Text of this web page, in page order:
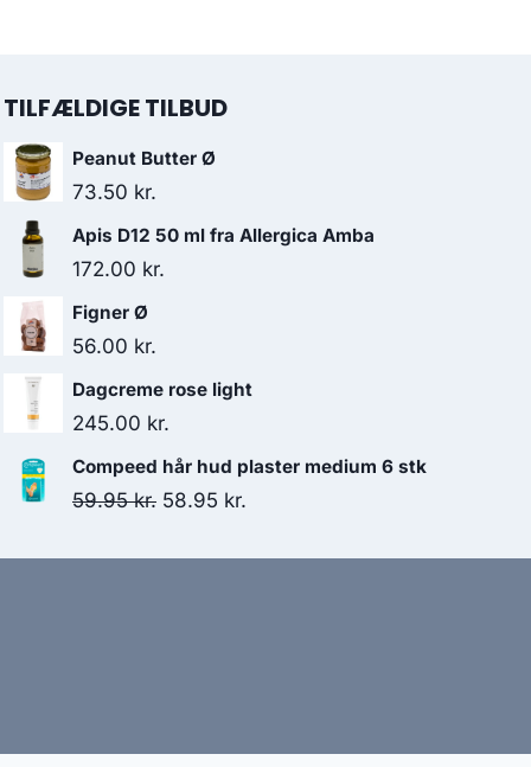
TILFÆLDIGE TILBUD
Peanut Butter Ø
73.50 kr.
Apis D12 50 ml fra Allergica Amba
172.00 kr.
Figner Ø
56.00 kr.
Dagcreme rose light
245.00 kr.
Compeed hår hud plaster medium 6 stk
59.95kr. Den
58.95 kr.